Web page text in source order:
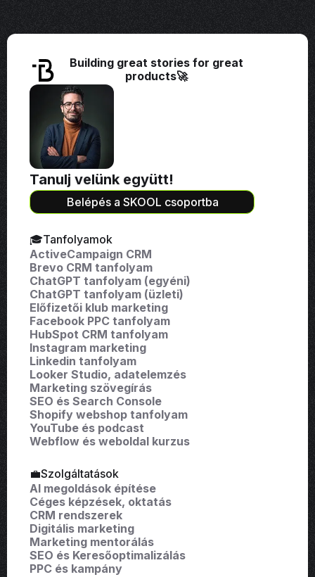
Building great stories for great
products🚀
Tanulj velünk együtt!
Belépés a SKOOL csoportba
🎓Tanfolyamok
ActiveCampaign CRM
Brevo CRM tanfolyam
ChatGPT tanfolyam (egyéni)
ChatGPT tanfolyam (üzleti)
Előfizetői klub marketing
Facebook PPC tanfolyam
HubSpot CRM tanfolyam
Instagram marketing
Linkedin tanfolyam
Looker Studio, adatelemzés
Marketing szövegírás
SEO és Search Console
Shopify webshop tanfolyam
YouTube és podcast
Webflow és weboldal kurzus
💼Szolgáltatások
AI megoldások építése
Céges képzések, oktatás
CRM rendszerek
Digitális marketing
Marketing mentorálás
SEO és Keresőoptimalizálás
PPC és kampány